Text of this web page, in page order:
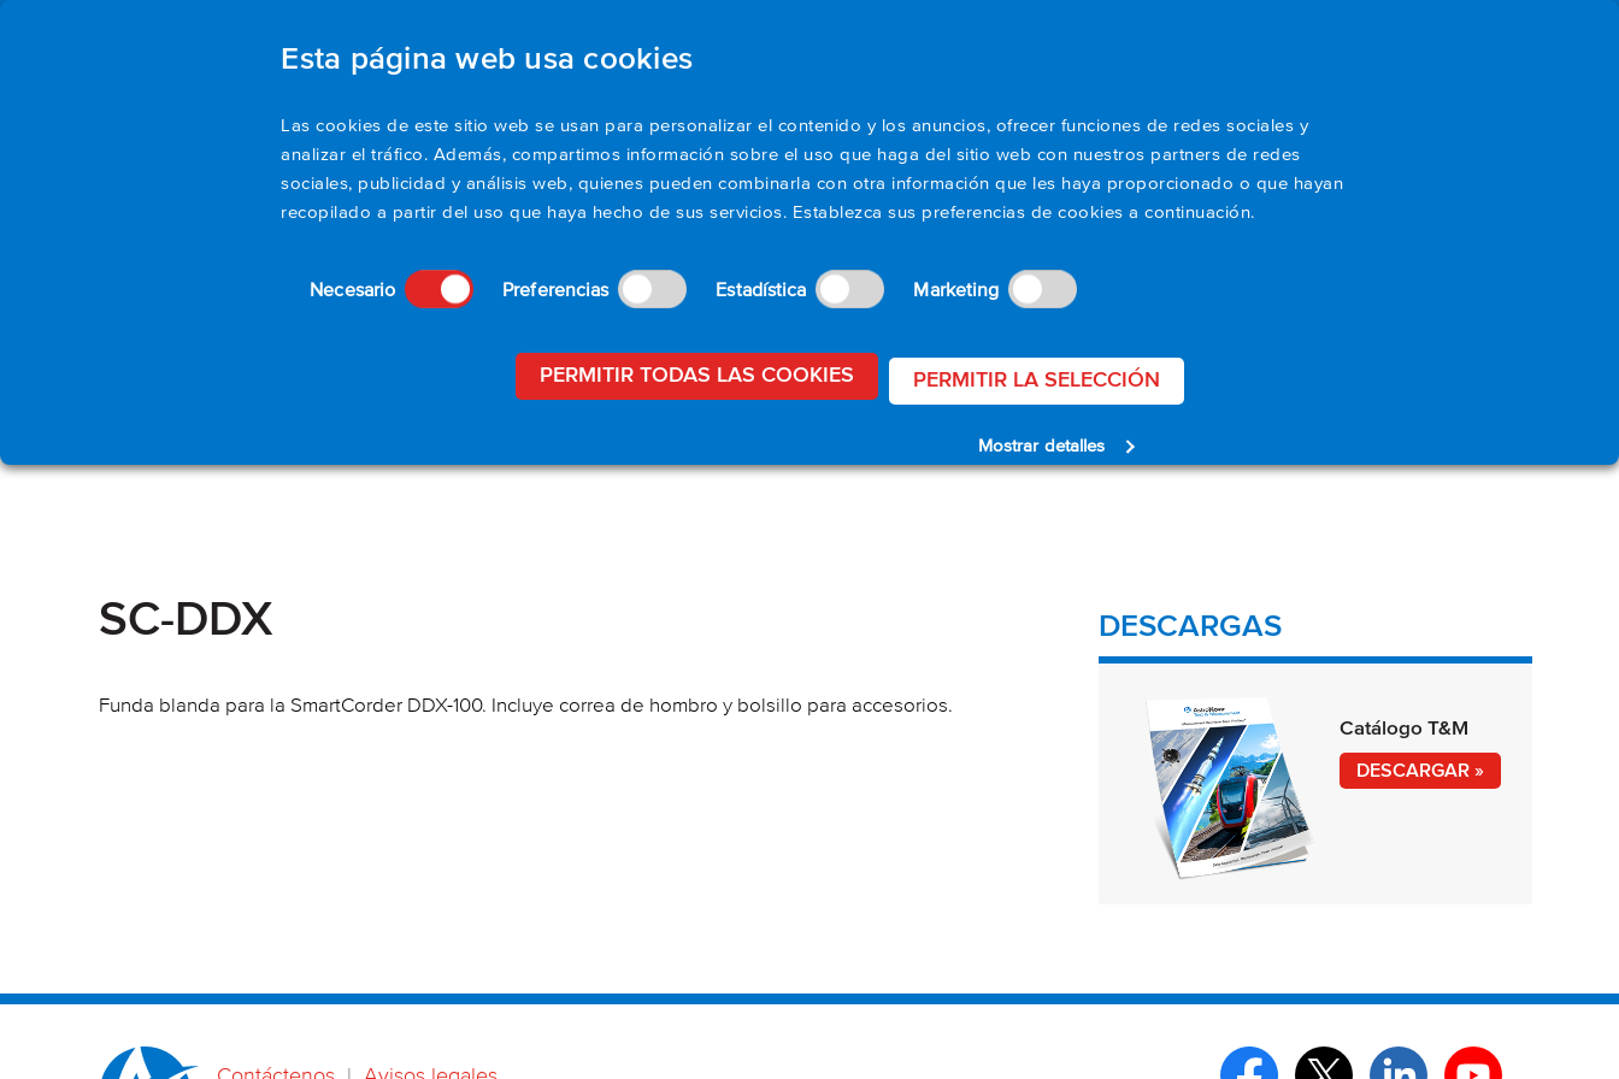
Esta página web usa cookies
Las cookies de este sitio web se usan para personalizar el contenido y los anuncios, ofrecer funciones de redes sociales y
analizar el tráfico. Además, compartimos información sobre el uso que haga del sitio web con nuestros partners de redes
sociales, publicidad y análisis web, quienes pueden combinarla con otra información que les haya proporcionado o que hayan
recopilado a partir del uso que haya hecho de sus servicios. Establezca sus preferencias de cookies a continuación.
Necesario Preferencias Estadística Marketing
Mostrar detalles
PERMITIR TODAS LAS COOKIES PERMITIR LA SELECCIÓN
Productos Aplicaciones Recursos Apoyo Sobre nosotros Blog
SC-DDX
Funda blanda para la SmartCorder DDX-100. Incluye correa de hombro y bolsillo para accesorios.
DESCARGAS
Catálogo T&M
DESCARGAR »